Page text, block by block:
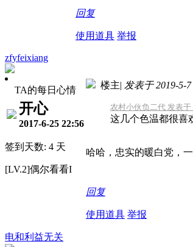
回复
使用道具 举报
zfyfeixiang
TA的每日心情
开心
2017-6-25 22:56
签到天数: 4 天
[LV.2]偶尔看看I
楼主| 发表于 2019-5-7
农村小伙负二代 发表于
这几个色温都很喜
哈哈，忠实的暖白党，
回复
使用道具 举报
电和利益无关